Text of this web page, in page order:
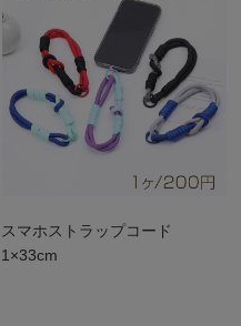
スマホストラップコード
1×33cm